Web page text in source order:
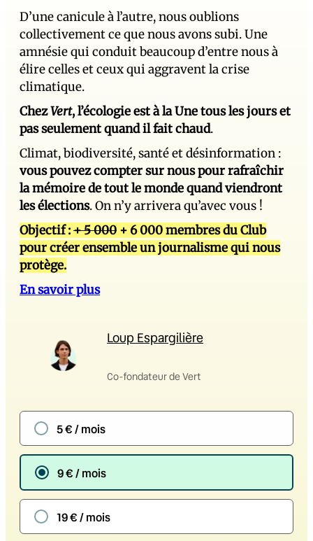
D’une canicule à l’autre, nous oublions
collectivement ce que nous avons subi. Une
amnésie qui conduit beaucoup d’entre nous à
élire celles et ceux qui aggravent la crise
climatique.
ChezVert, l’écologie est à la Une tous les jours et
pas seulement quand il fait chaud.
Climat, biodiversité, santé et désinformation :
vous pouvez compter sur nous pour rafraîchir
la mémoire de tout le monde quand viendront
les élections. On n’y arrivera qu’avec vous !
Objectif :+ 5 000 + 6 000 membres du Club
pour créer ensemble un journalisme qui nous
protège.
En savoir plus
Loup Espargilière
Co-fondateur de Vert
5 € / mois
9 € / mois
19 € / mois